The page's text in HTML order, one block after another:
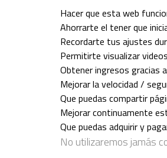
Hacer que esta web
Ahorrarte el tener que
Recordarte tus ajustes
Permitirte visualizar
Obtener ingresos gracias
Mejorar la velocidad /
Que puedas compartir
Mejorar continuamente
Que puedas adquirir y
No utilizaremos jamás